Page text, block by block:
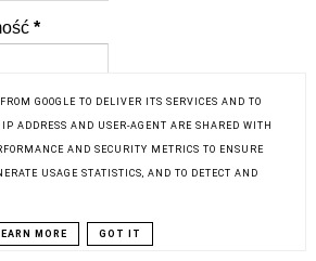
*
GOOGLE TO DELIVER ITS SERVICES AND TO
ADDRESS AND USER-AGENT ARE SHARED WITH
AND SECURITY METRICS TO ENSURE
USAGE STATISTICS, AND TO DETECT AND
MORE GOT IT